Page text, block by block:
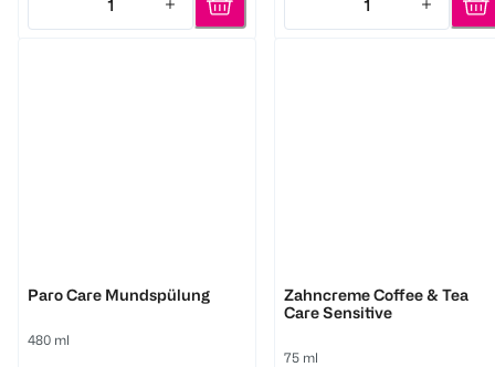
1
Quantity: 1
1
Quantity: 1
Paro Care Mundspülung
480 ml
Zahncreme Coffee & Tea
Care Sensitive
75 ml